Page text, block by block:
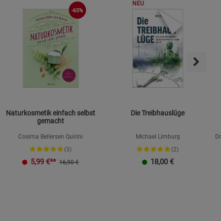
-65%
Naturkosmetik einfach selbst
gemacht
Cosima Bellersen Quirini
(3)
5,99 €** 16,90 €
NEU
Die Treibhauslüge
Michael Limburg
(2)
18,00 €